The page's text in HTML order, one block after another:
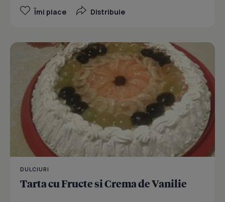
Îmi place Distribuie
DULCIURI
Tarta cu Fructe si Crema de Vanilie